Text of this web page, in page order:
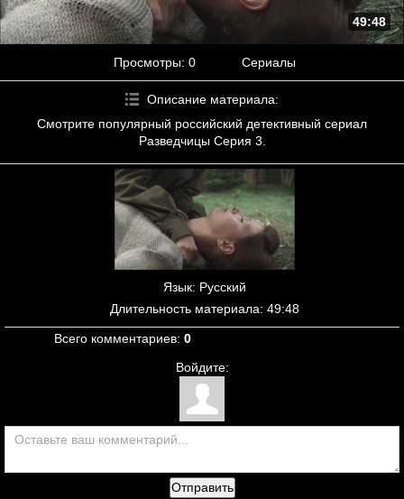
49:48
Просмотры: 0 Сериалы
Описание материала:
Смотрите популярный российский детективный сериал
Разведчицы Серия 3.
Язык: Русский
Длительность материала: 49:48
Всего комментариев: 0
Войдите:
Отправить